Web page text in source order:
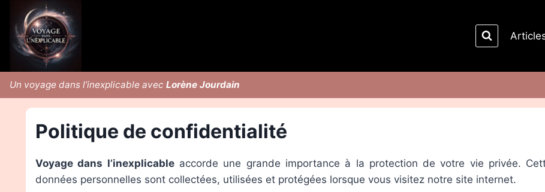
contenu
Un voyage dans l’inexplicable avec Lorène Jourdain
Politique de confidentialité
Voyage dans l’inexplicableaccorde une grande importance à la protection de votre vie privée.
données personnelles sont collectées, utilisées et protégées lorsque vous visitez notre site internet.